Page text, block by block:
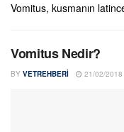
Vomitus, kusmanın
Vomitus Nedir?
BY VETREHBERI 21/02/2018